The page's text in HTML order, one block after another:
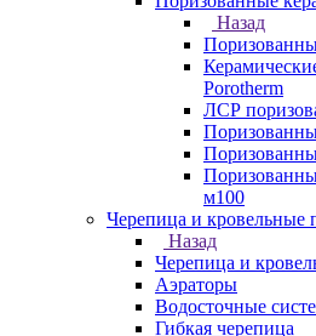
Назад
Porotherm
ЛСР
м100
Черепица и кровельные
Назад
Черепица и
Аэраторы
Водосточные
Гибкая черепица